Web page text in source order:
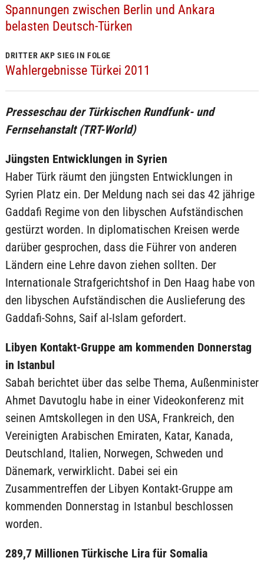
Spannungen zwischen Berlin und Ankara
belasten Deutsch-Türken
DRITTER AKP SIEG IN FOLGE
Wahlergebnisse Türkei 2011
Presseschau der Türkischen Rundfunk- und
Fernsehanstalt (TRT-World)
Jüngsten Entwicklungen in Syrien
Haber Türk räumt den jüngsten Entwicklungen in
Syrien Platz ein. Der Meldung nach sei das 42 jährige
Gaddafi Regime von den libyschen Aufständischen
gestürzt worden. In diplomatischen Kreisen werde
darüber gesprochen, dass die Führer von anderen
Ländern eine Lehre davon ziehen sollten. Der
Internationale Strafgerichtshof in Den Haag habe von
den libyschen Aufständischen die Auslieferung des
Gaddafi-Sohns, Saif al-Islam gefordert.
Libyen Kontakt-Gruppe am kommenden Donnerstag
in Istanbul
Sabah berichtet über das selbe Thema, Außenminister
Ahmet Davutoglu habe in einer Videokonferenz mit
seinen Amtskollegen in den USA, Frankreich, den
Vereinigten Arabischen Emiraten, Katar, Kanada,
Deutschland, Italien, Norwegen, Schweden und
Dänemark, verwirklicht. Dabei sei ein
Zusammentreffen der Libyen Kontakt-Gruppe am
kommenden Donnerstag in Istanbul beschlossen
worden.
289,7 Millionen Türkische Lira für Somalia